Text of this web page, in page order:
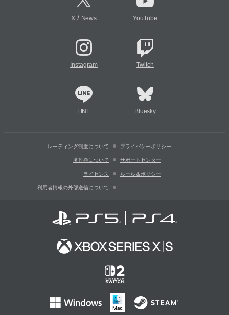
X/ News YouTube
Instagram Twitch
LINE Bluesky
レーティング制度について プライバシーポリシー
著作権について サポートセンター
ライセンス ルール＆ポリシー
利用者情報の外部送信について